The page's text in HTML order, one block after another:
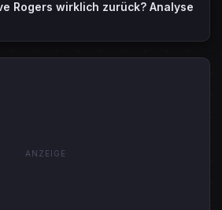
Rogers wirklich zurück? Analyse
ANZEIGE